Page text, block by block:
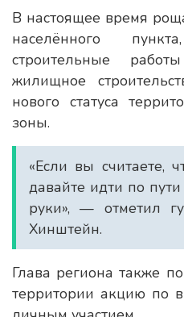
В настоящее время
населённого
строительные
жилищное
нового статуса
зоны.
«Если вы считаете,
давайте идти по
руки», — отметил
Хинштейн.
Глава региона также
территории акцию по